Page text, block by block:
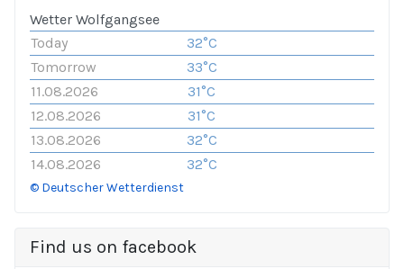
Wetter Wolfgangsee
Today
32°C
Tomorrow
33°C
11.08.2026
31°C
12.08.2026
31°C
13.08.2026
32°C
14.08.2026
32°C
© Deutscher Wetterdienst
Find us on facebook